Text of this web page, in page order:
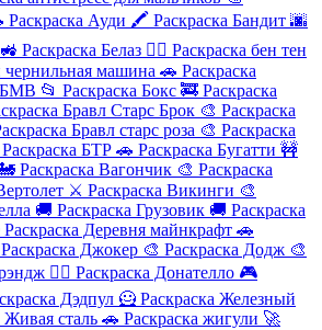
Раскраска Ауди 🖍️ Раскраска Бандит 🌆
🚜 Раскраска Белаз 🦸‍♂️ Раскраска бен тен
чернильная машина 🚗 Раскраска
БМВ 📂 Раскраска Бокс 🚒 Раскраска
Бравл Старс Брок 🎨 Раскраска
Бравл старс роза 🎨 Раскраска
Раскраска БТР 🚗 Раскраска Бугатти 🚧
Раскраска Вагончик 🎨 Раскраска
⚔️ Раскраска Викинги 🎨
🚚 Раскраска Грузовик 🚚 Раскраска
Раскраска Деревня майнкрафт 🚗
Раскраска Джокер 🎨 Раскраска Додж 🎨
🦸‍♂️ Раскраска Донателло 🎮
Дэдпул 🦸 Раскраска Железный
Живая сталь 🚗 Раскраска жигули 🚀